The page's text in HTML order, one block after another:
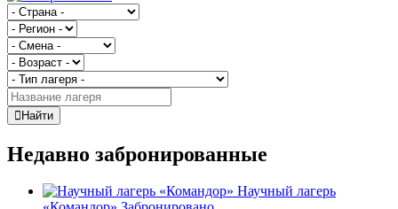
Найти
Недавно забронированные
Научный лагерь